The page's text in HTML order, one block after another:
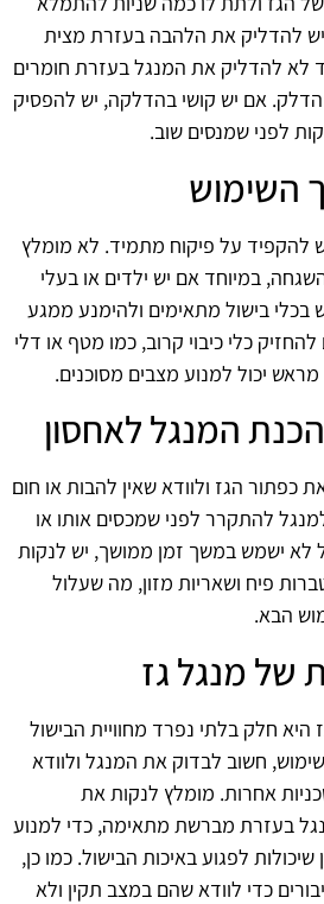
להדליק את הלהבה בעזרת מצית
לא להדליק את המנגל בעזרת חומרים
הדלק. אם יש קושי בהדלקה, יש להפסיק
לפני שמנסים שוב.
השימוש
להקפיד על פיקוח מתמיד. לא מומלץ
במיוחד אם יש ילדים או בעלי
בישול מתאימים ולהימנע ממגע
כלי כיבוי קרוב, כמו מטף או דלי
יכול למנוע מצבים מסוכנים.
המנגל לאחסון
כפתור הגז ולוודא שאין להבות או חום
להתקרר לפני שמכסים אותו או
לא ישמש במשך זמן ממושך, יש לנקות
פיח ושאריות מזון, מה שעלול
הבא.
של מנגל גז
היא חלק בלתי נפרד מחוויית הבישול
חשוב לבדוק את המנגל ולוודא
אחרות. מומלץ לנקות את
בעזרת מברשת מתאימה, כדי למנוע
לפגוע באיכות הבישול. כמו כן,
כדי לוודא שהם במצב תקין ולא